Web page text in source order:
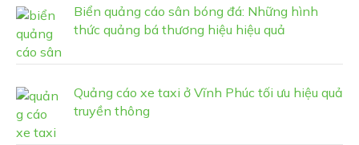
Biển quảng cáo sân bóng đá: Những hình
thức quảng bá thương hiệu hiệu quả
Quảng cáo xe taxi ở Vĩnh Phúc tối ưu hiệu quả
truyền thông